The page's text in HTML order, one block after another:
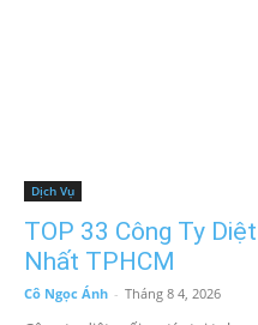
Dịch Vụ
TOP 33 Công Ty
Nhất TPHCM
Cô Ngọc Ánh - Tháng 8 4, 2026